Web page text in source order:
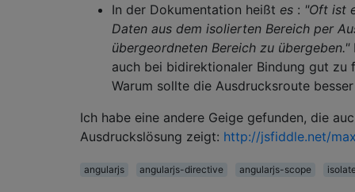
In der Dokumentation heißt es : "Oft ist
Daten aus dem isolierten Bereich per
übergeordneten Bereich zu übergeben."
auch bei bidirektionaler Bindung gut zu
Warum sollte die Ausdrucksroute
Ich habe eine andere Geige gefunden, die
Ausdruckslösung zeigt: http://jsfiddle.net/
angularjs angularjs-directive angularjs-scope